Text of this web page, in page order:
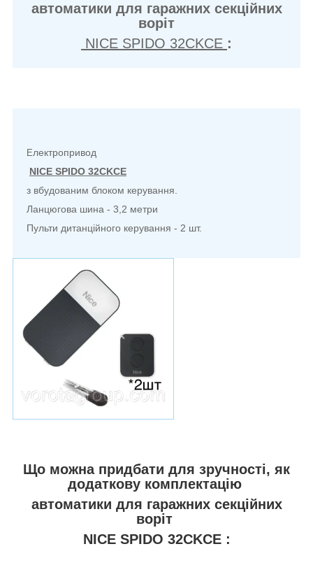
автоматики для гаражних секційних
воріт
NICE SPIDO 32CKCE :
Електропривод
NICE SPIDO 32CKCE
з вбудованим блоком керування.
Ланцюгова шина - 3,2 метри
Пульти дитанційного керування - 2 шт.
Що можна придбати для зручності, як
додаткову комплектацію
автоматики для гаражних секційних
воріт
NICE SPIDO 32CKCE: